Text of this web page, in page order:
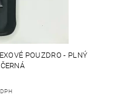
POUZDRO - PLNÝ